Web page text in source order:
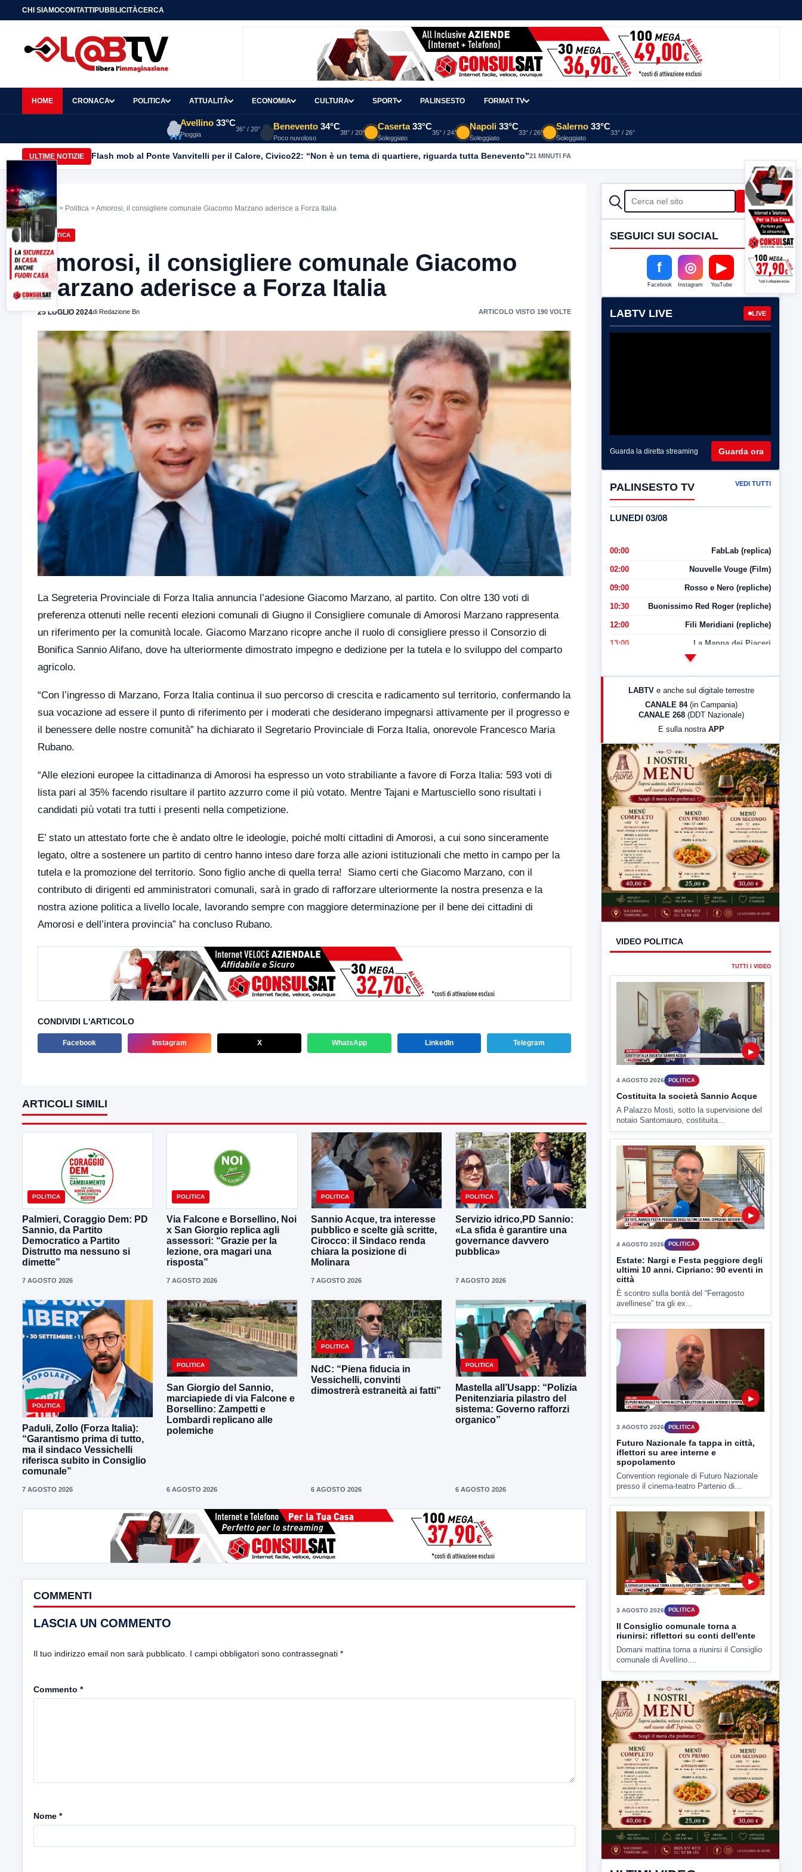
CHI SIAMOCONTATTIPUBBLICITÀCERCA
HOME CRONACA POLITICA ATTUALITÀ ECONOMIA CULTURA SPORT PALINSESTO FORMAT TV
Avellino 33°C
Pioggia
36° / 20° Benevento 34°C
Poco nuvoloso
38° / 20°
Caserta 33°C
Soleggiato
35° / 24°
Napoli 33°C
Soleggiato
33° / 26°
Salerno 33°C
Soleggiato
33° / 26°
ULTIME NOTIZIE Flash mob al Ponte Vanvitelli per il Calore, Civico22: “Non è un tema di quartiere, riguarda tutta Benevento”21 MINUTI FA
Home > Politica > Amorosi, il consigliere comunale Giacomo Marzano aderisce a Forza Italia
POLITICA
Amorosi, il consigliere comunale Giacomo
Marzano aderisce a Forza Italia
25 LUGLIO 2024di Redazione Bn ARTICOLO VISTO 190 VOLTE
La Segreteria Provinciale di Forza Italia annuncia l’adesione Giacomo Marzano, al partito. Con oltre 130 voti di
preferenza ottenuti nelle recenti elezioni comunali di Giugno il Consigliere comunale di Amorosi Marzano rappresenta
un riferimento per la comunità locale. Giacomo Marzano ricopre anche il ruolo di consigliere presso il Consorzio di
Bonifica Sannio Alifano, dove ha ulteriormente dimostrato impegno e dedizione per la tutela e lo sviluppo del comparto
agricolo.
“Con l’ingresso di Marzano, Forza Italia continua il suo percorso di crescita e radicamento sul territorio, confermando la
sua vocazione ad essere il punto di riferimento per i moderati che desiderano impegnarsi attivamente per il progresso e
il benessere delle nostre comunità” ha dichiarato il Segretario Provinciale di Forza Italia, onorevole Francesco Maria
Rubano.
“Alle elezioni europee la cittadinanza di Amorosi ha espresso un voto strabiliante a favore di Forza Italia: 593 voti di
lista pari al 35% facendo risultare il partito azzurro come il più votato. Mentre Tajani e Martusciello sono risultati i
candidati più votati tra tutti i presenti nella competizione.
E’ stato un attestato forte che è andato oltre le ideologie, poiché molti cittadini di Amorosi, a cui sono sinceramente
legato, oltre a sostenere un partito di centro hanno inteso dare forza alle azioni istituzionali che metto in campo per la
tutela e la promozione del territorio. Sono figlio anche di quella terra! Siamo certi che Giacomo Marzano, con il
contributo di dirigenti ed amministratori comunali, sarà in grado di rafforzare ulteriormente la nostra presenza e la
nostra azione politica a livello locale, lavorando sempre con maggiore determinazione per il bene dei cittadini di
Amorosi e dell’intera provincia” ha concluso Rubano.
CONDIVIDI L'ARTICOLO
Facebook Instagram X WhatsApp LinkedIn Telegram
ARTICOLI SIMILI
POLITICA
Palmieri, Coraggio Dem: PD
Sannio, da Partito
Democratico a Partito
Distrutto ma nessuno si
dimette”
7 AGOSTO 2026
POLITICA
Via Falcone e Borsellino, Noi
x San Giorgio replica agli
assessori: “Grazie per la
lezione, ora magari una
risposta”
7 AGOSTO 2026
POLITICA
Sannio Acque, tra interesse
pubblico e scelte già scritte,
Cirocco: il Sindaco renda
chiara la posizione di
Molinara
7 AGOSTO 2026
POLITICA
Servizio idrico,PD Sannio:
«La sfida è garantire una
governance davvero
pubblica»
7 AGOSTO 2026
POLITICA
Paduli, Zollo (Forza Italia):
“Garantismo prima di tutto,
ma il sindaco Vessichelli
riferisca subito in Consiglio
comunale”
7 AGOSTO 2026
POLITICA
San Giorgio del Sannio,
marciapiede di via Falcone e
Borsellino: Zampetti e
Lombardi replicano alle
polemiche
6 AGOSTO 2026
POLITICA
NdC: “Piena fiducia in
Vessichelli, convinti
dimostrerà estraneità ai fatti”
6 AGOSTO 2026
POLITICA
Mastella all’Usapp: “Polizia
Penitenziaria pilastro del
sistema: Governo rafforzi
organico”
6 AGOSTO 2026
COMMENTI
LASCIA UN COMMENTO
Il tuo indirizzo email non sarà pubblicato. I campi obbligatori sono contrassegnati *
Commento *
Nome *
CERCA Cerca
SEGUICI SUI SOCIAL
f
Facebook
◎
Instagram
▶
YouTube
LABTV LIVE LIVE
Guarda la diretta streaming Guarda ora
PALINSESTO TV VEDI TUTTI
LUNEDI 03/08
00:00 FabLab (replica)
02:00 Nouvelle Vouge (Film)
09:00 Rosso e Nero (repliche)
10:30 Buonissimo Red Roger (repliche)
12:00 Fili Meridiani (repliche)
13:00 La Mappa dei Piaceri
LabNews (Diretta)
23:00 LabNews (replica)
LABTV e anche sul digitale terrestre
CANALE 84 (in Campania)
CANALE 268 (DDT Nazionale)
E sulla nostra APP
VIDEO POLITICA
TUTTI I VIDEO
▶
4 AGOSTO 2026 POLITICA
Costituita la società Sannio Acque
A Palazzo Mosti, sotto la supervisione del
notaio Santomauro, costituita...
▶
4 AGOSTO 2026 POLITICA
Estate: Nargi e Festa peggiore degli
ultimi 10 anni. Cipriano: 90 eventi in
città
È scontro sulla bontà del “Ferragosto
avellinese” tra gli ex...
▶
3 AGOSTO 2026 POLITICA
Futuro Nazionale fa tappa in città,
iflettori su aree interne e
spopolamento
Convention regionale di Futuro Nazionale
presso il cinema-teatro Partenio di...
▶
3 AGOSTO 2026 POLITICA
Il Consiglio comunale torna a
riunirsi: riflettori su conti dell'ente
Domani mattina torna a riunirsi il Consiglio
comunale di Avellino....